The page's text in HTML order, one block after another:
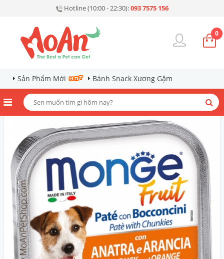
Hotline (10:00 - 22:30):093 7575 156
0
Sản Phẩm Mới Bánh Snack Xương Gặm